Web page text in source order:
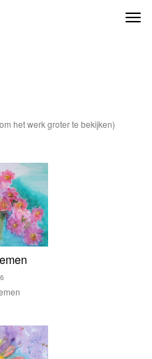
het werk groter te bekijken)